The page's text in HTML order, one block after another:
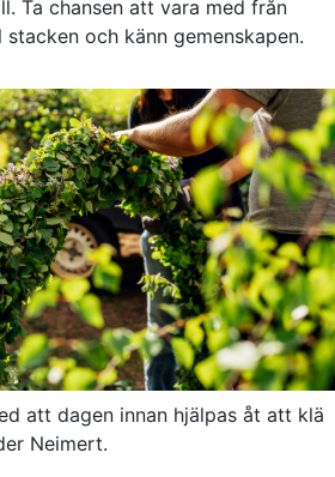
Ta chansen att vara med från
och känn gemenskapen.
att dagen innan hjälpas åt att klä
Neimert.